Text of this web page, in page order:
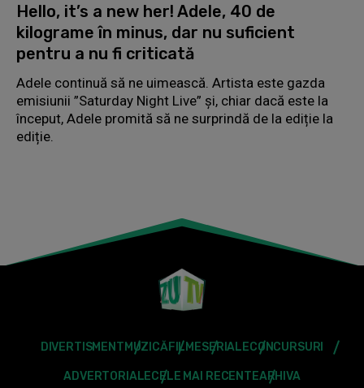
Hello, it’s a new her! Adele, 40 de
kilograme în minus, dar nu suficient
pentru a nu fi criticată
Adele continuă să ne uimească. Artista este gazda
emisiunii ”Saturday Night Live” și, chiar dacă este la
început, Adele promită să ne surprindă de la ediție la
ediție.
DIVERTISMENT MUZICĂFILMESERIALECONCURSURI
ADVERTORIALECELE MAI RECENTEARHIVA